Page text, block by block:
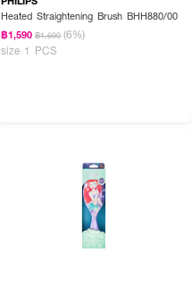
Heated Straightening Brush BHH880/00
฿1,590 ฿1,690 (6%)
size 1 PCS